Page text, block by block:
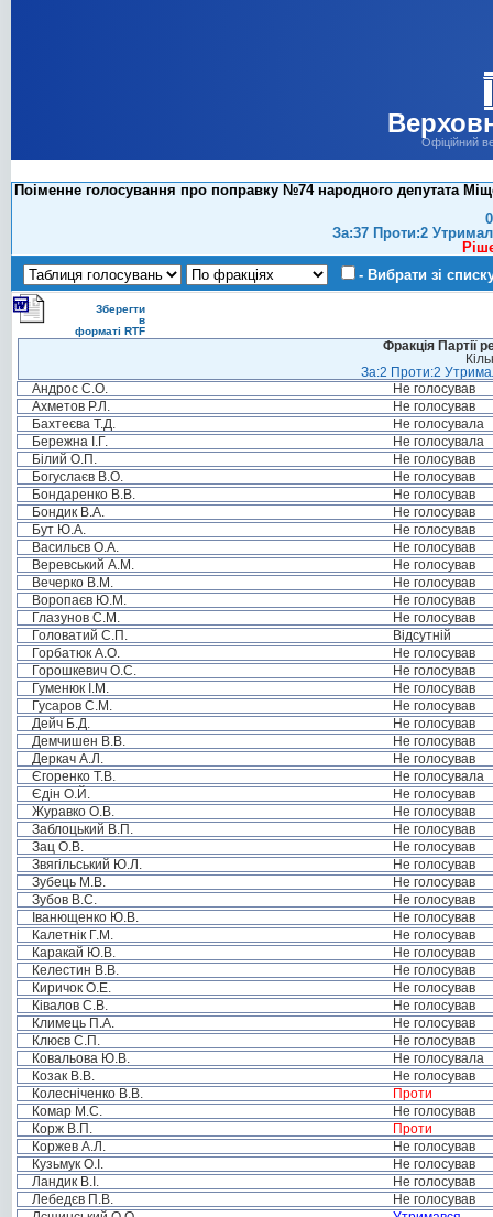
Офіційний
Поіменне голосування про поправку №74 народного депутата
За:37 Проти:2
- Вибрати зі
Зберегти
в
форматі RTF
Фракція Партії
За:2 Проти:2
Андрос С.О.
Не голосував
Ахметов Р.Л.
Не голосував
Бахтеєва Т.Д.
Не голосувала
Бережна І.Г.
Не голосувала
Білий О.П.
Не голосував
Богуслаєв В.О.
Не голосував
Бондаренко В.В.
Не голосував
Бондик В.А.
Не голосував
Бут Ю.А.
Не голосував
Васильєв О.А.
Не голосував
Веревський А.М.
Не голосував
Вечерко В.М.
Не голосував
Воропаєв Ю.М.
Не голосував
Глазунов С.М.
Не голосував
Головатий С.П.
Відсутній
Горбатюк А.О.
Не голосував
Горошкевич О.С.
Не голосував
Гуменюк І.М.
Не голосував
Гусаров С.М.
Не голосував
Дейч Б.Д.
Не голосував
Демчишен В.В.
Не голосував
Деркач А.Л.
Не голосував
Єгоренко Т.В.
Не голосувала
Єдін О.Й.
Не голосував
Журавко О.В.
Не голосував
Заблоцький В.П.
Не голосував
Зац О.В.
Не голосував
Звягільський Ю.Л.
Не голосував
Зубець М.В.
Не голосував
Зубов В.С.
Не голосував
Іванющенко Ю.В.
Не голосував
Калетнік Г.М.
Не голосував
Каракай Ю.В.
Не голосував
Келестин В.В.
Не голосував
Киричок О.Е.
Не голосував
Ківалов С.В.
Не голосував
Климець П.А.
Не голосував
Клюєв С.П.
Не голосував
Ковальова Ю.В.
Не голосувала
Козак В.В.
Не голосував
Колесніченко В.В.
Проти
Комар М.С.
Не голосував
Корж В.П.
Проти
Коржев А.Л.
Не голосував
Кузьмук О.І.
Не голосував
Ландик В.І.
Не голосував
Лебедєв П.В.
Не голосував